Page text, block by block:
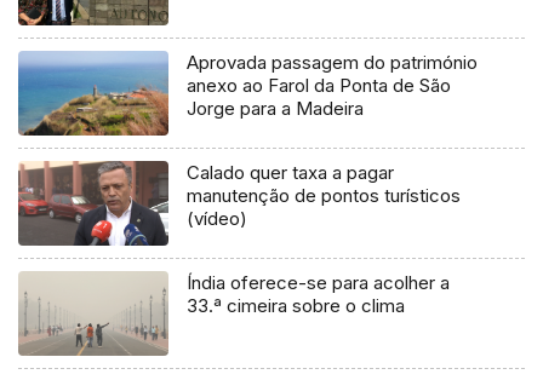
Aprovada passagem do património
anexo ao Farol da Ponta de São
Jorge para a Madeira
Calado quer taxa a pagar
manutenção de pontos turísticos
(vídeo)
Índia oferece-se para acolher a
33.ª cimeira sobre o clima